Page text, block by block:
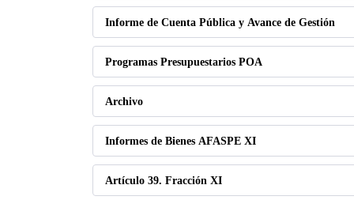
Informe de Cuenta Pública y Avance de Gestión
Programas Presupuestarios POA
Archivo
Informes de Bienes AFASPE XI
Artículo 39. Fracción XI